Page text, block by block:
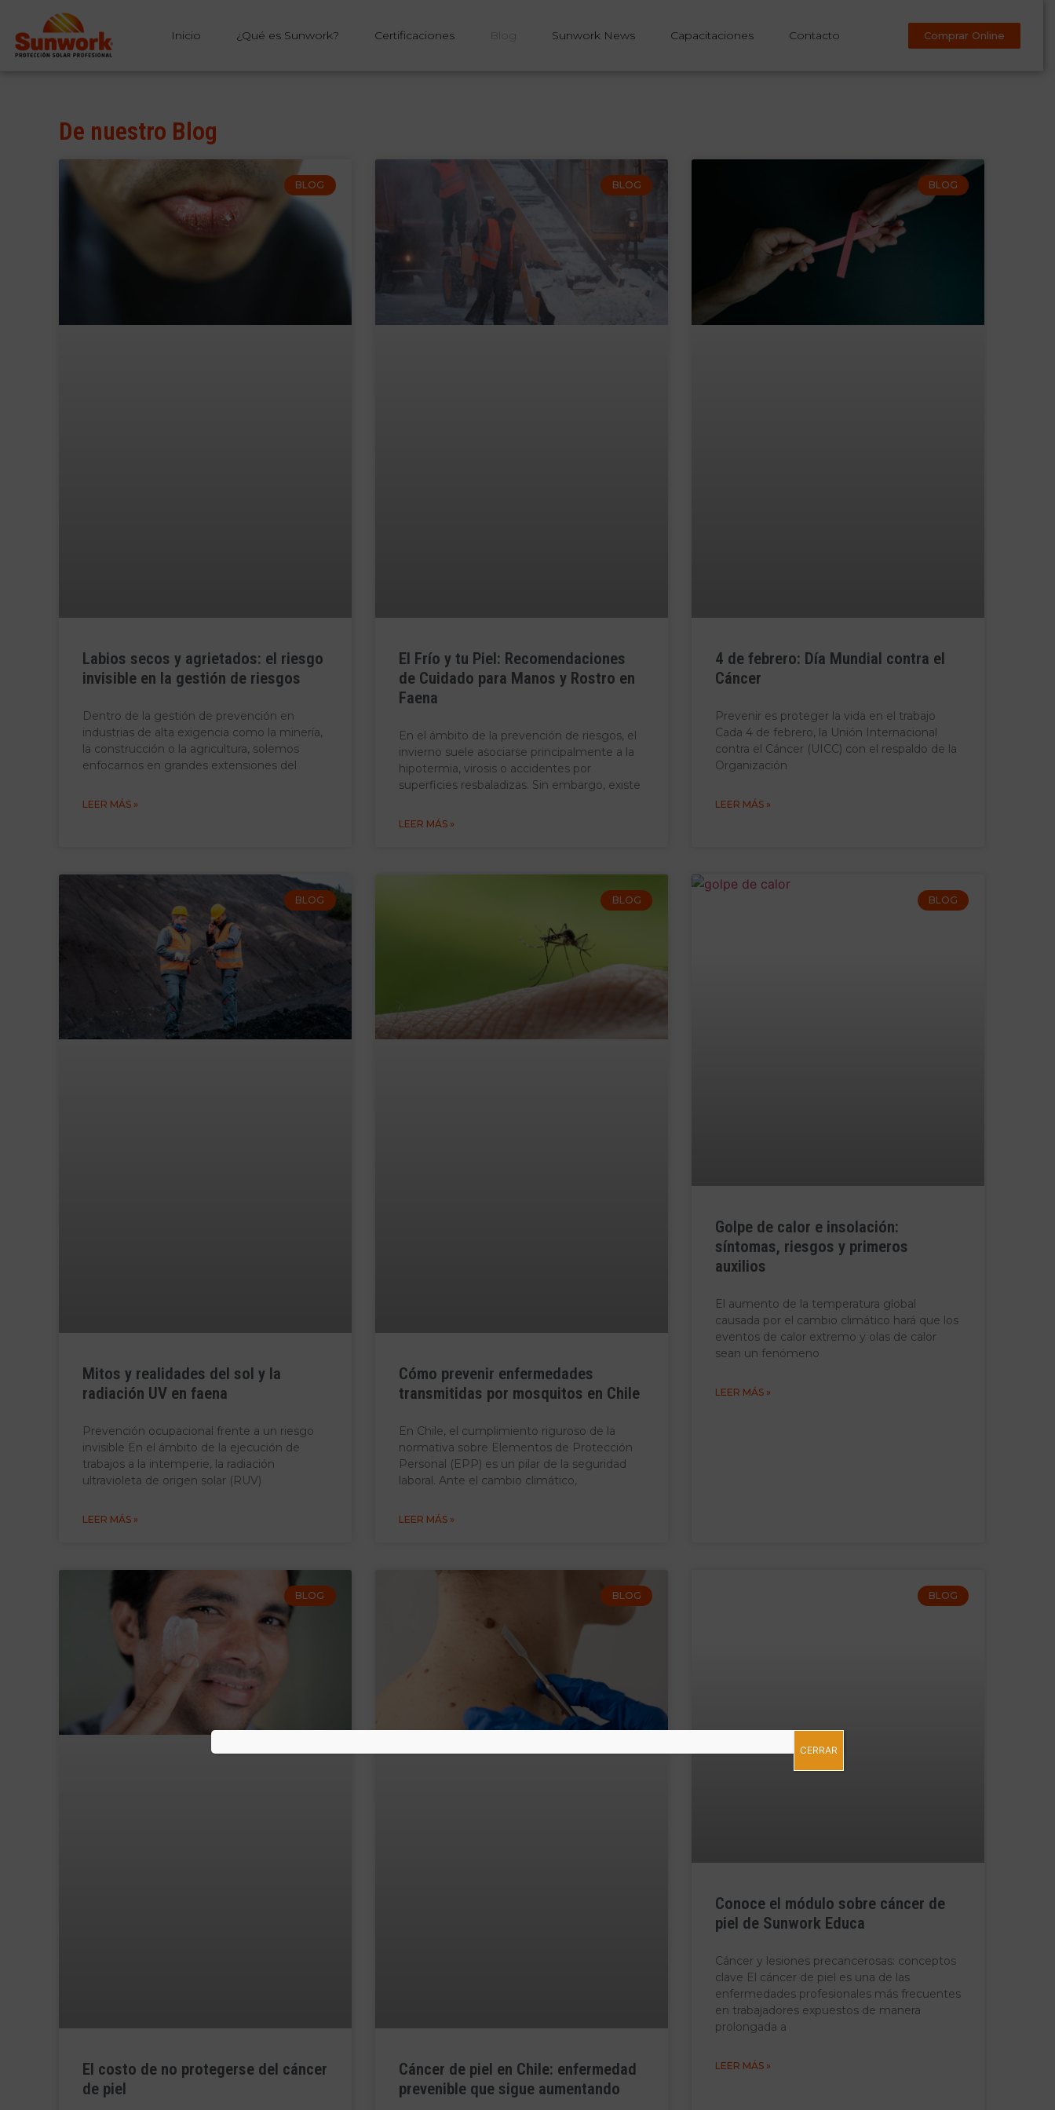
Inicio ¿Qué es Sunwork? Certificaciones Blog Sunwork News Capacitaciones Contacto Comprar Online
De nuestro Blog
BLOG
Labios secos y agrietados: el riesgo
invisible en la gestión de riesgos
Dentro de la gestión de prevención en
industrias de alta exigencia como la minería,
la construcción o la agricultura, solemos
enfocarnos en grandes extensiones del
LEER MÁS »
BLOG
El Frío y tu Piel: Recomendaciones
de Cuidado para Manos y Rostro en
Faena
En el ámbito de la prevención de riesgos, el
invierno suele asociarse principalmente a la
hipotermia, virosis o accidentes por
superficies resbaladizas. Sin embargo, existe
LEER MÁS »
BLOG
4 de febrero: Día Mundial contra el
Cáncer
Prevenir es proteger la vida en el trabajo
Cada 4 de febrero, la Unión Internacional
contra el Cáncer (UICC) con el respaldo de la
Organización
LEER MÁS »
BLOG
Mitos y realidades del sol y la
radiación UV en faena
Prevención ocupacional frente a un riesgo
invisible En el ámbito de la ejecución de
trabajos a la intemperie, la radiación
ultravioleta de origen solar (RUV)
LEER MÁS »
BLOG
Cómo prevenir enfermedades
transmitidas por mosquitos en Chile
En Chile, el cumplimiento riguroso de la
normativa sobre Elementos de Protección
Personal (EPP) es un pilar de la seguridad
laboral. Ante el cambio climático,
LEER MÁS »
BLOG
Golpe de calor e insolación:
síntomas, riesgos y primeros
auxilios
El aumento de la temperatura global
causada por el cambio climático hará que los
eventos de calor extremo y olas de calor
sean un fenómeno
LEER MÁS »
BLOG
El costo de no protegerse del cáncer
de piel
BLOG
Cáncer de piel en Chile: enfermedad
prevenible que sigue aumentando
BLOG
Conoce el módulo sobre cáncer de
piel de Sunwork Educa
Cáncer y lesiones precancerosas: conceptos
clave El cáncer de piel es una de las
enfermedades profesionales más frecuentes
en trabajadores expuestos de manera
prolongada a
LEER MÁS »
CERRAR